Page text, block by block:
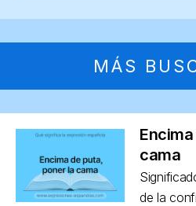
MÁS
cama
de la